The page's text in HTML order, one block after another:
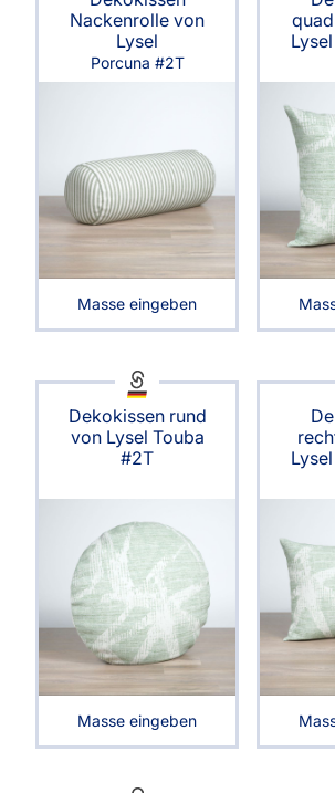
Nackenrolle von
Lysel
Porcuna #2T
Masse eingeben
Dekokissen rund
von Lysel Touba
#2T
Masse eingeben